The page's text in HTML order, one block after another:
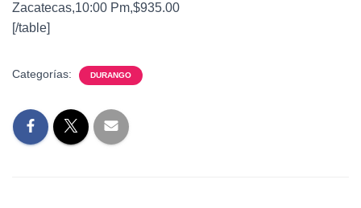
Zacatecas,10:00 Pm,$935.00
[/table]
Categorías: DURANGO